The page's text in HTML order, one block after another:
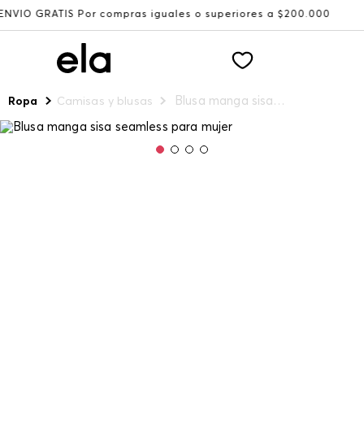
Por compras iguales o superiores a $200.000 Recibe:
Ropa Camisas y blusas Blusa manga sisa seamless para mujer